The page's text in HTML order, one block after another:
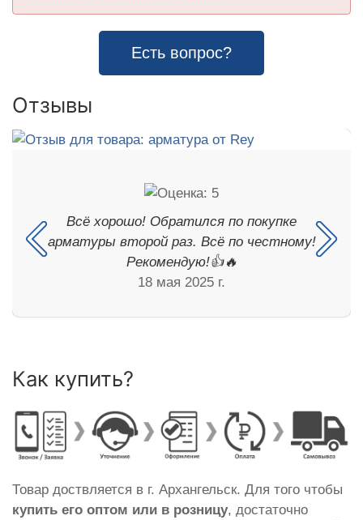
Есть вопрос?
Отзывы
Всё хорошо! Обратился по покупке
арматуры второй раз. Всё по честному!
Рекомендую!👍🔥
18 мая 2025 г.
Как купить?
Товар доствляется в г. Архангельск. Для того чтобы
купить его оптом или в розницу, достаточно